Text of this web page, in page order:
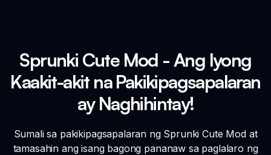
Sprunki Cute Mod - Ang Iyong
Kaakit-akit na Pakikipagsapalaran
ay Naghihintay!
Sumali sa pakikipagsapalaran ng Sprunki Cute Mod at
tamasahin ang isang bagong pananaw sa paglalaro ng